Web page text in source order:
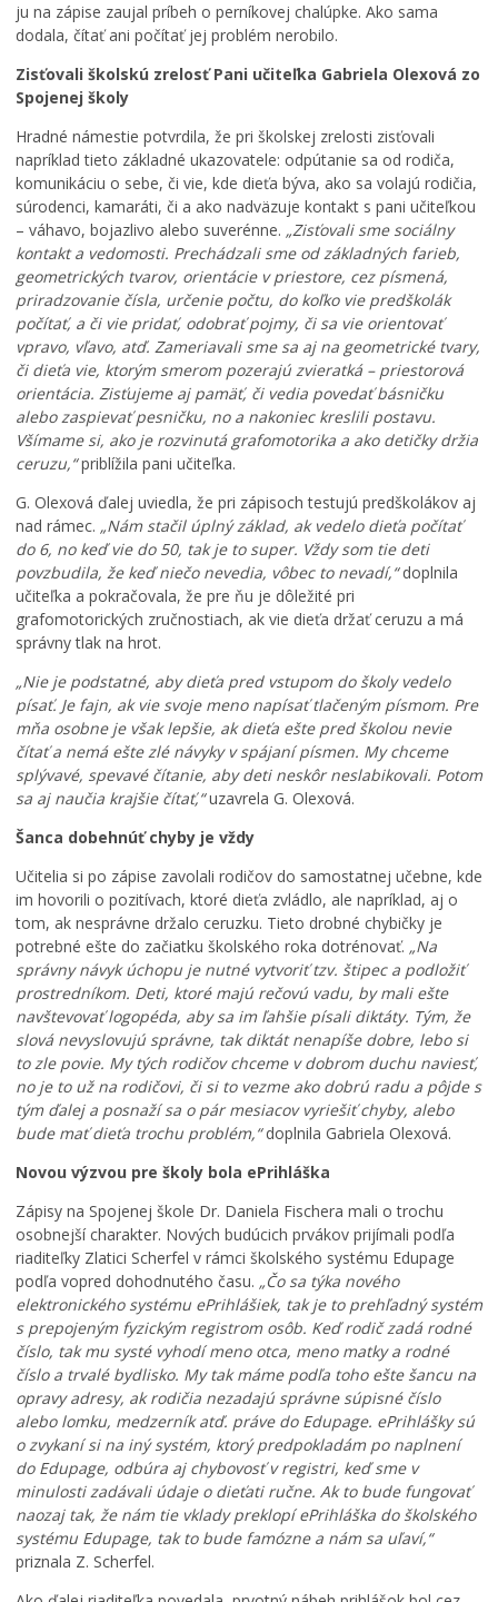
ju na zápise zaujal príbeh o perníkovej chalúpke. Ako sama
dodala, čítať ani počítať jej problém nerobilo.
Zisťovali školskú zrelosť Pani učiteľka Gabriela Olexová zo
Spojenej školy
Hradné námestie potvrdila, že pri školskej zrelosti zisťovali
napríklad tieto základné ukazovatele: odpútanie sa od rodiča,
komunikáciu o sebe, či vie, kde dieťa býva, ako sa volajú rodičia,
súrodenci, kamaráti, či a ako nadväzuje kontakt s pani učiteľkou
– váhavo, bojazlivo alebo suverénne. „Zisťovali sme sociálny
kontakt a vedomosti. Prechádzali sme od základných farieb,
geometrických tvarov, orientácie v priestore, cez písmená,
priradzovanie čísla, určenie počtu, do koľko vie predškolák
počítať, a či vie pridať, odobrať pojmy, či sa vie orientovať
vpravo, vľavo, atď. Zameriavali sme sa aj na geometrické tvary,
či dieťa vie, ktorým smerom pozerajú zvieratká – priestorová
orientácia. Zisťujeme aj pamäť, či vedia povedať básničku
alebo zaspievať pesničku, no a nakoniec kreslili postavu.
Všímame si, ako je rozvinutá grafomotorika a ako detičky držia
ceruzu,“priblížila pani učiteľka.
G. Olexová ďalej uviedla, že pri zápisoch testujú predškolákov aj
nad rámec. „Nám stačil úplný základ, ak vedelo dieťa počítať
do 6, no keď vie do 50, tak je to super. Vždy som tie deti
povzbudila, že keď niečo nevedia, vôbec to nevadí,“doplnila
učiteľka a pokračovala, že pre ňu je dôležité pri
grafomotorických zručnostiach, ak vie dieťa držať ceruzu a má
správny tlak na hrot.
„Nie je podstatné, aby dieťa pred vstupom do školy vedelo
písať. Je fajn, ak vie svoje meno napísať tlačeným písmom. Pre
mňa osobne je však lepšie, ak dieťa ešte pred školou nevie
čítať a nemá ešte zlé návyky v spájaní písmen. My chceme
splývavé, spevavé čítanie, aby deti neskôr neslabikovali. Potom
sa aj naučia krajšie čítať,“uzavrela G. Olexová.
Šanca dobehnúť chyby je vždy
Učitelia si po zápise zavolali rodičov do samostatnej učebne, kde
im hovorili o pozitívach, ktoré dieťa zvládlo, ale napríklad, aj o
tom, ak nesprávne držalo ceruzku. Tieto drobné chybičky je
potrebné ešte do začiatku školského roka dotrénovať. „Na
správny návyk úchopu je nutné vytvoriť tzv. štipec a podložiť
prostredníkom. Deti, ktoré majú rečovú vadu, by mali ešte
navštevovať logopéda, aby sa im ľahšie písali diktáty. Tým, že
slová nevyslovujú správne, tak diktát nenapíše dobre, lebo si
to zle povie. My tých rodičov chceme v dobrom duchu naviesť,
no je to už na rodičovi, či si to vezme ako dobrú radu a pôjde s
tým ďalej a posnaží sa o pár mesiacov vyriešiť chyby, alebo
bude mať dieťa trochu problém,“doplnila Gabriela Olexová.
Novou výzvou pre školy bola ePrihláška
Zápisy na Spojenej škole Dr. Daniela Fischera mali o trochu
osobnejší charakter. Nových budúcich prvákov prijímali podľa
riaditeľky Zlatici Scherfel v rámci školského systému Edupage
podľa vopred dohodnutého času. „Čo sa týka nového
elektronického systému ePrihlášiek, tak je to prehľadný systém
s prepojeným fyzickým registrom osôb. Keď rodič zadá rodné
číslo, tak mu systé vyhodí meno otca, meno matky a rodné
číslo a trvalé bydlisko. My tak máme podľa toho ešte šancu na
opravy adresy, ak rodičia nezadajú správne súpisné číslo
alebo lomku, medzerník atď. práve do Edupage. ePrihlášky sú
o zvykaní si na iný systém, ktorý predpokladám po naplnení
do Edupage, odbúra aj chybovosť v registri, keď sme v
minulosti zadávali údaje o dieťati ručne. Ak to bude fungovať
naozaj tak, že nám tie vklady preklopí ePrihláška do školského
systému Edupage, tak to bude famózne a nám sa uľaví,“
priznala Z. Scherfel.